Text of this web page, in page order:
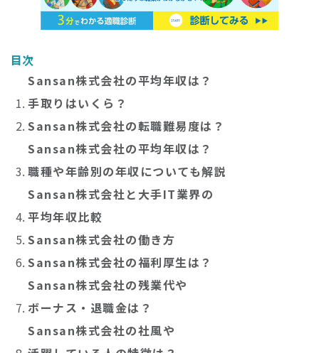
目次
Sansan株式会社の平均年収は？
手取りはいくら？
Sansan株式会社の転職難易度は？
Sansan株式会社の平均年収は？
職種や年齢別の年収についても解説
Sansan株式会社と大手IT業界の
平均年収比較
Sansan株式会社の働き方
Sansan株式会社の福利厚生は？
Sansan株式会社の残業代や
ボーナス・退職金は？
Sansan株式会社の社風や